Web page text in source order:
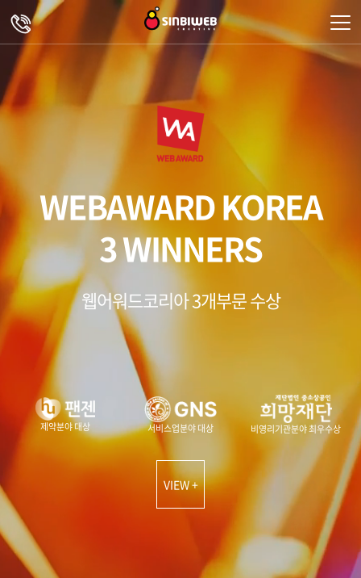
주메뉴 바로가기
컨텐츠 바로가기
WEBAWARD KOREA
3 WINNERS
웹어워드코리아 3개부문 수상
제약분야 대상 서비스업분야 대상 비영리기관분야 최우수상
VIEW +